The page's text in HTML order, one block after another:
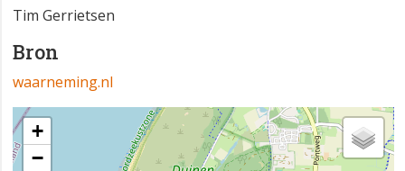
Tim Gerrietsen
Bron
waarneming.nl
+
−